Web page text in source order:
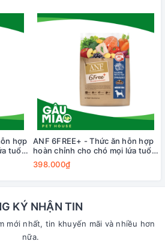
hợp
tuổi
ANF 6FREE+ - Thức ăn hỗn hợp
hoàn chỉnh cho chó mọi lứa tuổi
vị Cá hồi với Cá thịt trắng
398.000₫
KÝ NHẬN TIN
mới nhất, tin khuyến mãi và nhiều hơn
nữa.